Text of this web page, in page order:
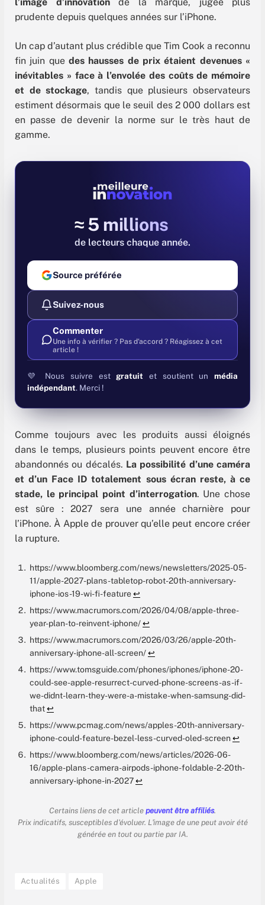
prudente depuis quelques années sur l’iPhone.
Un cap d’autant plus crédible que Tim Cook a reconnu
fin juin que des hausses de prix étaient devenues «
inévitables » face à l’envolée des coûts de mémoire
et de stockage, tandis que plusieurs observateurs
estiment désormais que le seuil des 2 000 dollars est
en passe de devenir la norme sur le très haut de
gamme.
≈ 5 millions
de lecteurs chaque année
Source préférée
Suivez-nous
Commenter
Une info à vérifier ? Pas d'accord ? Réagissez à cet
article !
💜 Nous suivre estgratuit et soutient unmédia
indépendant. Merci !
Comme toujours avec les produits aussi éloignés
dans le temps, plusieurs points peuvent encore être
abandonnés ou décalés. La possibilité d’une caméra
et d’un Face ID totalement sous écran reste, à ce
stade, le principal point d’interrogation. Une chose
est sûre : 2027 sera une année charnière pour
l’iPhone. À Apple de prouver qu’elle peut encore créer
la rupture.
https://www.bloomberg.com/news/newsletters/2025-05-
11/apple-2027-plans-tabletop-robot-20th-anniversary-
iphone-ios-19-wi-fi-feature↩︎
https://www.macrumors.com/2026/04/08/apple-three-
year-plan-to-reinvent-iphone/↩︎
https://www.macrumors.com/2026/03/26/apple-20th-
anniversary-iphone-all-screen/↩︎
https://www.tomsguide.com/phones/iphones/iphone-20-
could-see-apple-resurrect-curved-phone-screens-as-if-
we-didnt-learn-they-were-a-mistake-when-samsung-did-
that↩︎
https://www.pcmag.com/news/apples-20th-anniversary-
iphone-could-feature-bezel-less-curved-oled-screen↩︎
https://www.bloomberg.com/news/articles/2026-06-
16/apple-plans-camera-airpods-iphone-foldable-2-20th-
anniversary-iphone-in-2027↩︎
Certains liens de cet article peuvent être affiliés.
Prix indicatifs, susceptibles d'évoluer. L'image de une peut avoir été
générée en tout ou partie par IA.
Actualités Apple